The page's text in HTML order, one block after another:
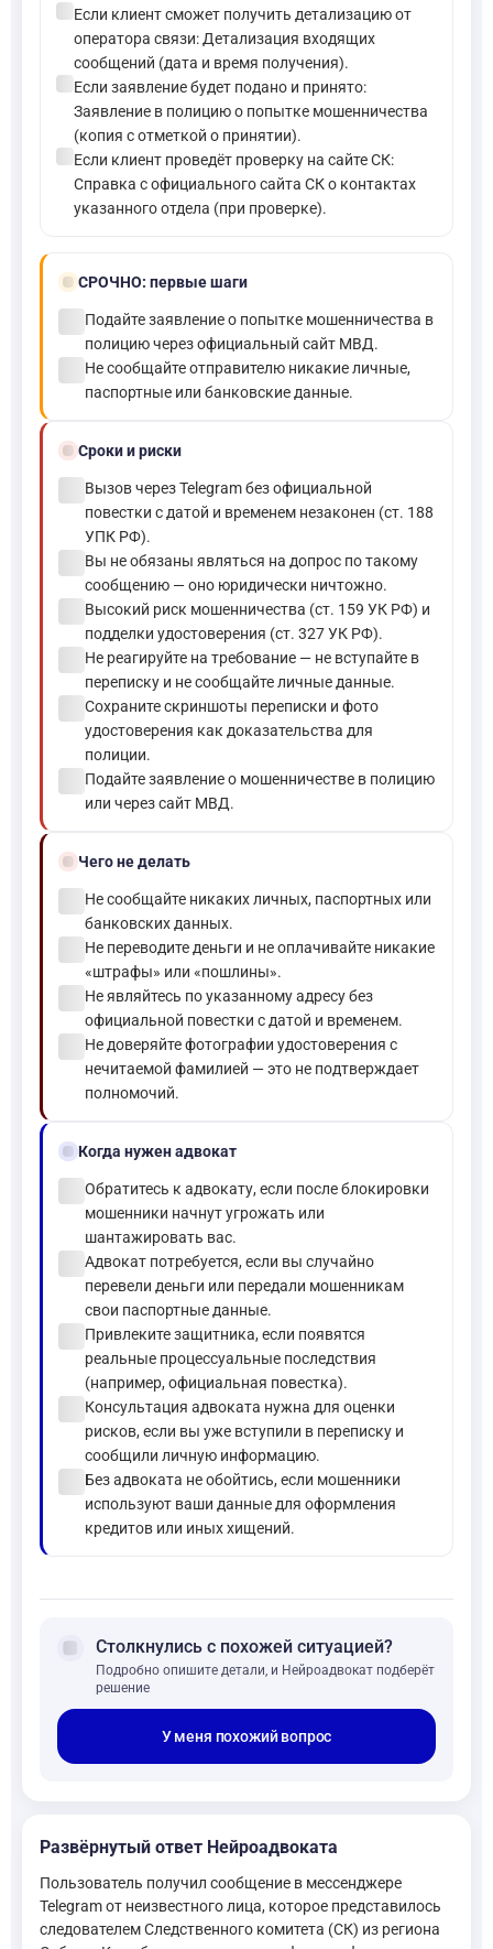
Если клиент сможет получить детализацию от
оператора связи: Детализация входящих
сообщений (дата и время получения).
Если заявление будет подано и принято:
Заявление в полицию о попытке мошенничества
(копия с отметкой о принятии).
Если клиент проведёт проверку на сайте СК:
Справка с официального сайта СК о контактах
указанного отдела (при проверке).
boltСРОЧНО: первые шаги
Подайте заявление о попытке мошенничества в
полицию через официальный сайт МВД.
Не сообщайте отправителю никакие личные,
паспортные или банковские данные.
schedule Сроки и риски
Вызов через Telegram без официальной
повестки с датой и временем незаконен (ст. 188
УПК РФ).
Вы не обязаны являться на допрос по такому
сообщению — оно юридически ничтожно.
Высокий риск мошенничества (ст. 159 УК РФ) и
подделки удостоверения (ст. 327 УК РФ).
Не реагируйте на требование — не вступайте в
переписку и не сообщайте личные данные.
Сохраните скриншоты переписки и фото
удостоверения как доказательства для
полиции.
Подайте заявление о мошенничестве в полицию
или через сайт МВД.
block Чего не делать
Не сообщайте никаких личных, паспортных или
банковских данных.
Не переводите деньги и не оплачивайте никакие
«штрафы» или «пошлины».
Не являйтесь по указанному адресу без
официальной повестки с датой и временем.
Не доверяйте фотографии удостоверения с
нечитаемой фамилией — это не подтверждает
полномочий.
gavelКогда нужен адвокат
Обратитесь к адвокату, если после блокировки
мошенники начнут угрожать или
шантажировать вас.
Адвокат потребуется, если вы случайно
перевели деньги или передали мошенникам
свои паспортные данные.
Привлеките защитника, если появятся
реальные процессуальные последствия
(например, официальная повестка).
Консультация адвоката нужна для оценки
рисков, если вы уже вступили в переписку и
сообщили личную информацию.
Без адвоката не обойтись, если мошенники
используют ваши данные для оформления
кредитов или иных хищений.
forum Столкнулись с похожей ситуацией?
Подробно опишите детали, и Нейроадвокат подберёт
решение
У меня похожий вопрос
Развёрнутый ответ Нейроадвоката
Пользователь получил сообщение в мессенджере
Telegram от неизвестного лица, которое представилось
следователем Следственного комитета (СК) из региона